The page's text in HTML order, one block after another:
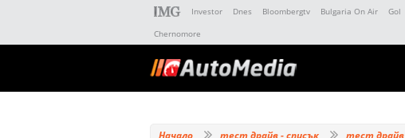
Investor Dnes Bloombergtv Bulgaria On Air Gol
Chernomore
Начало тест драйв - списък тест драйв